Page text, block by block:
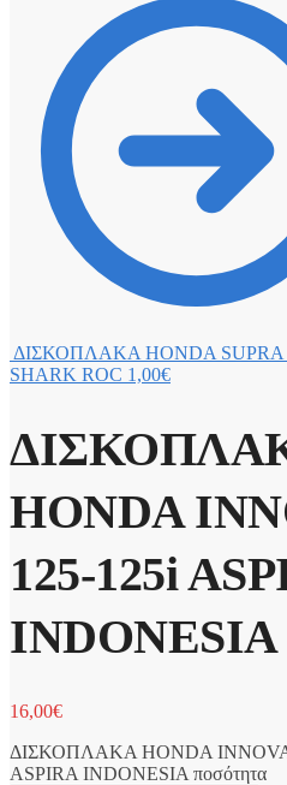
ΔΙΣΚΟΠΛΑΚΑ HONDA SUPRA
SHARK ROC 1,00€
HONDA
125-125i
INDONESIA
16,00€
ΔΙΣΚΟΠΛΑΚΑ HONDA INNOVA
ASPIRA INDONESIA ποσότητα